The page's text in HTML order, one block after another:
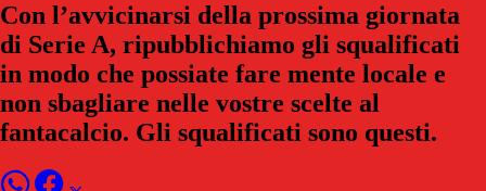
Con l’avvicinarsi della prossima giornata
di Serie A, ripubblichiamo gli squalificati
in modo che possiate fare mente locale e
non sbagliare nelle vostre scelte al
fantacalcio. Gli squalificati sono questi.